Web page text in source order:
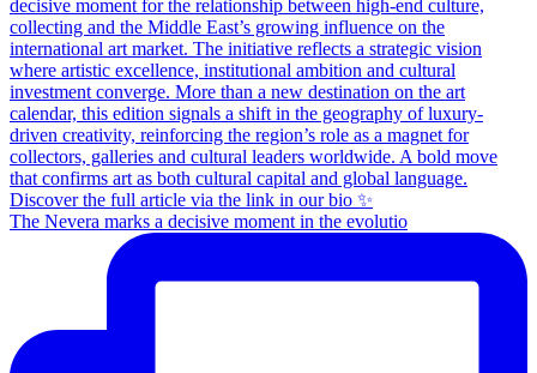
The Nevera marks a decisive moment in the evolutio